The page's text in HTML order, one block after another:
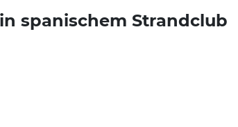
spanischem Strandclub